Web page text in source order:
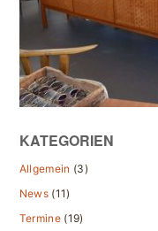
KATEGORIEN
Allgemein (3)
News (11)
Termine (19)